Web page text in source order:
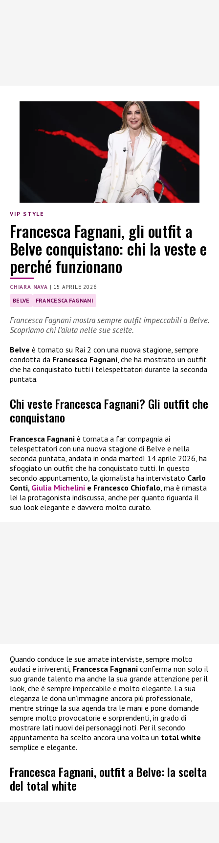
VIP STYLE
Francesca Fagnani, gli outfit a
Belve conquistano: chi la veste e
perché funzionano
CHIARA NAVA | 15 APRILE 2026
BELVE FRANCESCA FAGNANI
Francesca Fagnani mostra sempre outfit impeccabili a Belve.
Scopriamo chi l’aiuta nelle sue scelte.
Belve è tornato su Rai 2 con una nuova stagione, sempre
condotta da Francesca Fagnani , che ha mostrato un outfit
che ha conquistato tutti i telespettatori durante la seconda
puntata.
Chi veste Francesca Fagnani? Gli outfit che
conquistano
Francesca Fagnani è tornata a far compagnia ai
telespettatori con una nuova stagione di Belve e nella
seconda puntata, andata in onda martedì 14 aprile 2026, ha
sfoggiato un outfit che ha conquistato tutti. In questo
secondo appuntamento, la giornalista ha intervistato Carlo
Conti, Giulia Michelini e Francesco Chiofalo, ma è rimasta
lei la protagonista indiscussa, anche per quanto riguarda il
suo look elegante e davvero molto curato.
Quando conduce le sue amate interviste, sempre molto
audaci e irriverenti, Francesca Fagnani conferma non solo il
suo grande talento ma anche la sua grande attenzione per il
look, che è sempre impeccabile e molto elegante. La sua
eleganza le dona un’immagine ancora più professionale,
mentre stringe la sua agenda tra le mani e pone domande
sempre molto provocatorie e sorprendenti, in grado di
mostrare lati nuovi dei personaggi noti. Per il secondo
appuntamento ha scelto ancora una volta un total white
semplice e elegante.
Francesca Fagnani, outfit a Belve: la scelta
del total white